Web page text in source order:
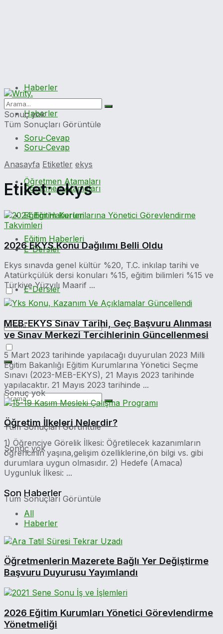
Haberler
Soru-Cevap
Öğretmen Atamaları
Eğitim Haberleri
E-Dersler
Sonuç yok
Tüm Sonuçları Görüntüle
Haberler
Soru-Cevap
Öğretmen Atamaları
Eğitim Haberleri
E-Dersler
Sonuç yok
Tüm Sonuçları Görüntüle
Sonuç yok
Tüm Sonuçları Görüntüle
Anasayfa Etiketler ekys
Etiket:ekys
2026 EKYS Konu Dağılımı Belli Oldu
Ekys sınavda genel kültür %20, T.C. inkılap tarihi ve
Atatürkçülük dersi konuları %15, eğitim bilimleri %15 ve
Türkiye Yüzyılı Maarif ...
MEB-EKYS Sınav Tarihi, Geç Başvuru Alınması
ve Sınav Merkezi Tercihlerinin Güncellenmesi
5 Mart 2023 tarihinde yapılacağı duyurulan 2023 Milli
Eğitim Bakanlığı Eğitim Kurumlarına Yönetici Seçme
Sınavı (2023-MEB-EKYS), 21 Mayıs 2023 tarihinde
yapılacaktır. 21 Mayıs 2023 tarihinde ...
Öğretim İlkeleri Nelerdir?
1) Öğrenciye Görelik İlkesi: Öğretilecek kazanımların
öğrencinin yaşına,gelişim özelliklerine,ön bilgi vs. gibi
durumlara uygun olmasıdır. 2) Hedefe (Amaca)
Uygunluk İlkesi: ...
Son Haberler
All
Haberler
Öğretmenlerin Mazerete Bağlı Yer Değiştirme
Başvuru Duyurusu Yayımlandı
2026 Eğitim Kurumları Yönetici Görevlendirme
Yönetmeliği